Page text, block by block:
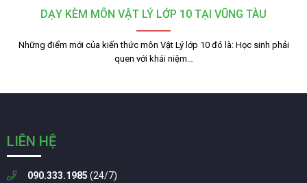
DẠY KÈM MÔN VẬT LÝ LỚP 10 TẠI VŨNG TÀU
Những điểm mới của kiến thức môn Vật Lý lớp 10 đó là: Học sinh phải
quen với khái niệm…
LIÊN HỆ
090.333.1985 (24/7)